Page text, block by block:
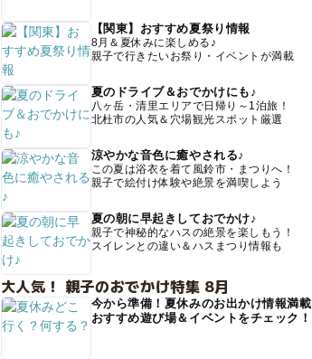
【関東】おすすめ夏祭り情報
8月＆夏休みに楽しめる♪
親子で行きたいお祭り・イベントが満載
夏のドライブ＆おでかけにも♪
八ヶ岳・清里エリアで日帰り～1泊旅！
北杜市の人気＆穴場観光スポット厳選
涼やかな音色に癒やされる♪
この夏は浴衣を着て風鈴市・まつりへ！
親子で絵付け体験や絶景を満喫しよう
夏の朝に早起きしておでかけ♪
親子で神秘的なハスの絶景を楽しもう！
スイレンとの違い＆ハスまつり情報も
大人気！ 親子のおでかけ特集 8月
今から準備！夏休みのお出かけ情報満載
おすすめ遊び場＆イベントをチェック！